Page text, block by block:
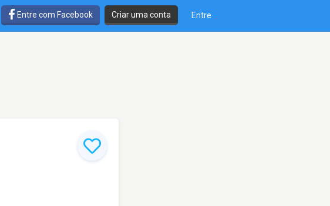
Entre com Facebook Criar uma conta Entre